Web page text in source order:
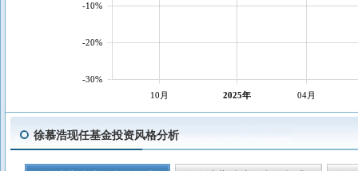
10月 2025年 04月
-30%
-20%
-10%
徐慕浩现任基金投资风格分析